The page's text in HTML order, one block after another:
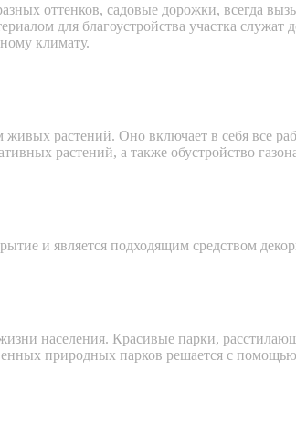
оттенков, садовые дорожки, всегда
для благоустройства участка служат
климату.
растений. Оно включает в себя все
растений, а также обустройство
и является подходящим средством
населения. Красивые парки,
природных парков решается с